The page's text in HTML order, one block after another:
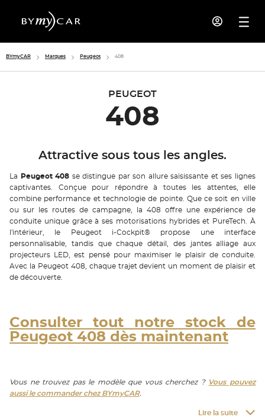
BYmyCAR Marques Peugeot 408
PEUGEOT
408
Attractive sous tous les angles.
La Peugeot 408 se distingue par son allure saisissante et ses lignes
captivantes. Conçue pour répondre à toutes les attentes, elle
combine performance et technologie de pointe. Que ce soit en ville
ou sur les routes de campagne, la 408 offre une expérience de
conduite unique grâce à ses motorisations hybrides et PureTech. À
l'intérieur, le Peugeot i-Cockpit® propose une interface
personnalisable, tandis que chaque détail, des jantes alliage aux
projecteurs LED, est pensé pour maximiser le plaisir de conduite.
Avec la Peugeot 408, chaque trajet devient un moment de plaisir et
de découverte.
Consulter tout notre stock de
Peugeot 408 dès maintenant
Vous ne trouvez pas le modèle que vous cherchez ? Vous pouvez
aussi le commander chez BYmyCAR.
Lire la suite